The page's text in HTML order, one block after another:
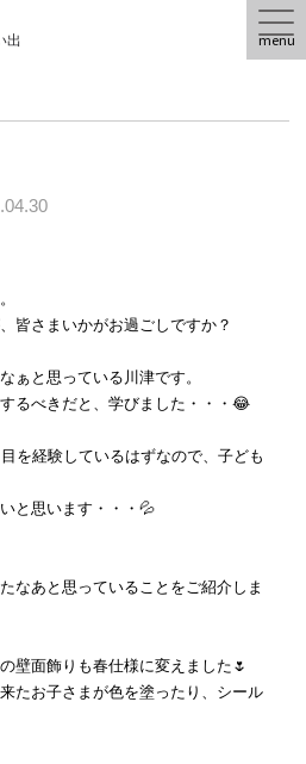
menu
出
皆さまいかがお過ごしですか？
ぁと思っている川津です。
るべきだと、学びました・・・😂
を経験しているはずなので、子ども
と思います・・・💦
なあと思っていることをご紹介しま
壁面飾りも春仕様に変えました🌷
たお子さまが色を塗ったり、シール